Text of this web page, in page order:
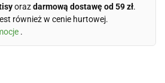
orazdarmową dostawę od 59 zł.
również w cenie hurtowej.
.